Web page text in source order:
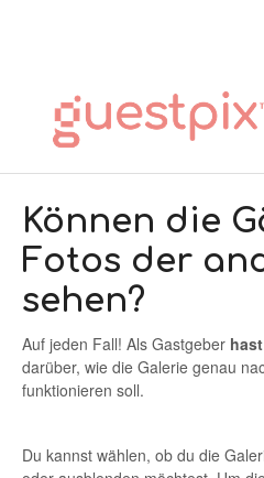
Können die
Fotos der
sehen?
Auf jeden Fall! Als Gastgeber
darüber, wie die Galerie genau
funktionieren soll.
Du kannst wählen, ob du die